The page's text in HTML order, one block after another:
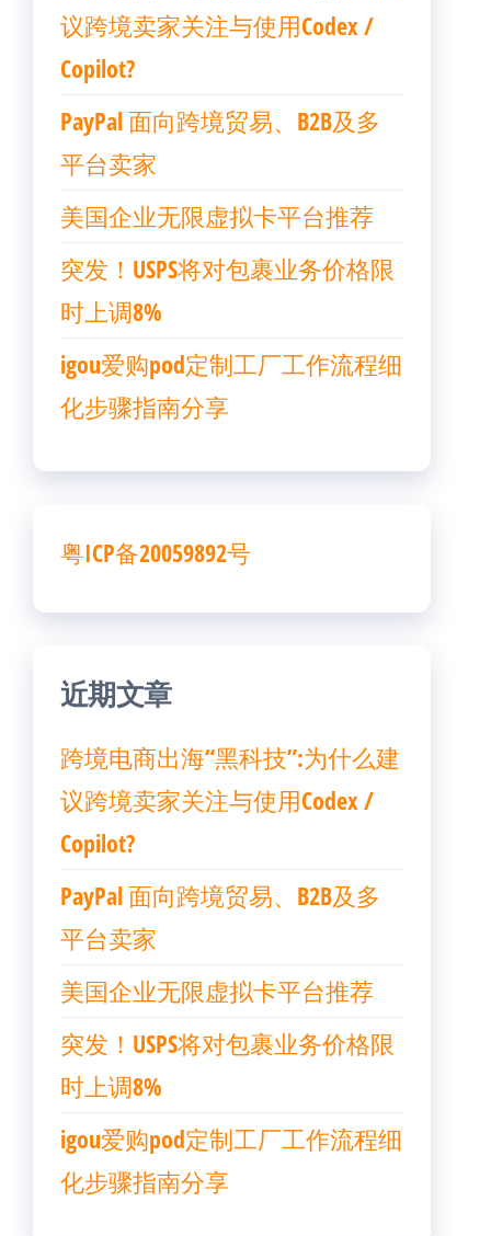
议跨境卖家关注与使用Codex /
Copilot?
PayPal 面向跨境贸易、B2B及多
平台卖家
美国企业无限虚拟卡平台推荐
突发！USPS将对包裹业务价格限
时上调8%
igou爱购pod定制工厂工作流程细
化步骤指南分享
粤ICP备20059892号
近期文章
跨境电商出海“黑科技”:为什么建
议跨境卖家关注与使用Codex /
Copilot?
PayPal 面向跨境贸易、B2B及多
平台卖家
美国企业无限虚拟卡平台推荐
突发！USPS将对包裹业务价格限
时上调8%
igou爱购pod定制工厂工作流程细
化步骤指南分享